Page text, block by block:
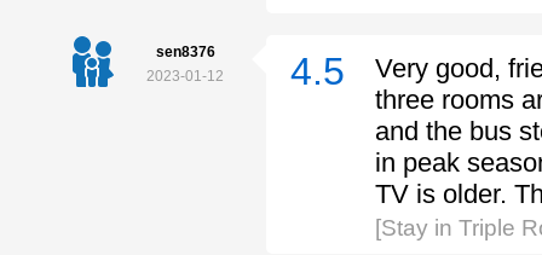
sen8376
2023-01-12
4.5
Very good,
three rooms
and the bus
in peak
TV is older.
[Stay in Triple